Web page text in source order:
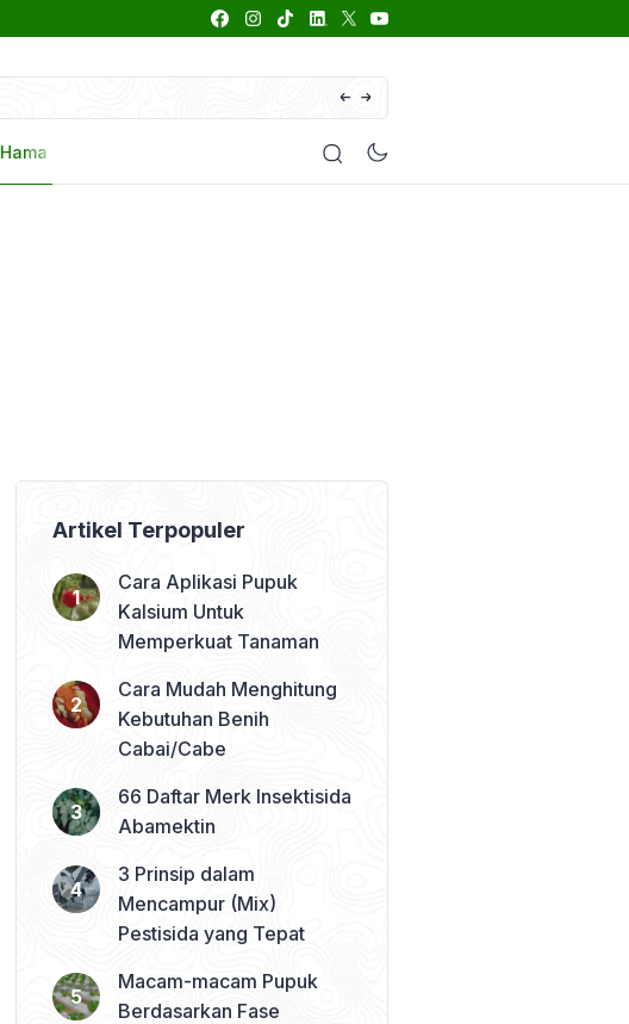
66 Daftar Merk Insektisida Abamektin
Hama dan Penyakit Manfaat Tanaman
Artikel Terpopuler
Cara Aplikasi Pupuk
Kalsium Untuk
Memperkuat Tanaman
Cara Mudah Menghitung
Kebutuhan Benih
Cabai/Cabe
66 Daftar Merk Insektisida
Abamektin
3 Prinsip dalam
Mencampur (Mix)
Pestisida yang Tepat
Macam-macam Pupuk
Berdasarkan Fase